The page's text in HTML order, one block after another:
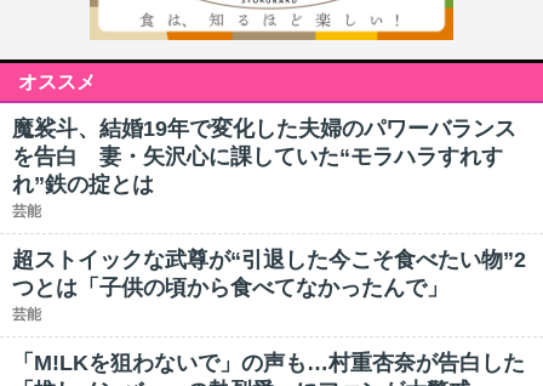
オススメ
魔裟斗、結婚19年で変化した夫婦のパワーバランス
を告白 妻・矢沢心に課していた“モラハラすれす
れ”鉄の掟とは
芸能
超ストイックな武尊が“引退した今こそ食べたい物”2
つとは「子供の頃から食べてなかったんで」
芸能
「M!LKを狙わないで」の声も…村重杏奈が告白した